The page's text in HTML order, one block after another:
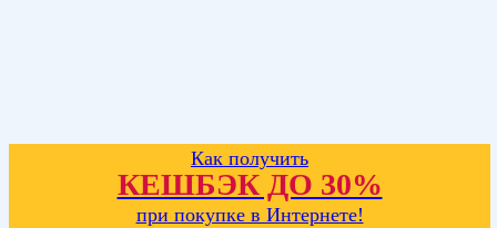
Как получить
КЕШБЭК ДО 30%
при покупке в Интернете!